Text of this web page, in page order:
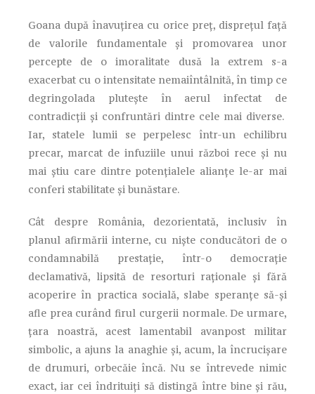
Goana după înavuțirea cu orice preț, disprețul față
de valorile fundamentale și promovarea unor
percepte de o imoralitate dusă la extrem s-a
exacerbat cu o intensitate nemaiîntâlnită, în timp ce
degringolada plutește în aerul infectat de
contradicții și confruntări dintre cele mai diverse.
Iar, statele lumii se perpelesc într-un echilibru
precar, marcat de infuziile unui război rece și nu
mai știu care dintre potențialele alianțe le-ar mai
conferi stabilitate și bunăstare.
Cât despre România, dezorientată, inclusiv în
planul afirmării interne, cu niște conducători de o
condamnabilă prestație, într-o democrație
declamativă, lipsită de resorturi raționale și fără
acoperire în practica socială, slabe speranțe să-și
afle prea curând firul curgerii normale. De urmare,
țara noastră, acest lamentabil avanpost militar
simbolic, a ajuns la anaghie și, acum, la încrucișare
de drumuri, orbecăie încă. Nu se întrevede nimic
exact, iar cei îndrituiți să distingă între bine și rău,